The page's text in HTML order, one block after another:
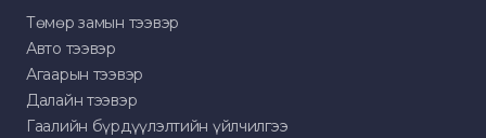
Төмөр замын тээвэр
Авто тээвэр
Агаарын тээвэр
Далайн тээвэр
Гаалийн бүрдүүлэлтийн үйлчилгээ